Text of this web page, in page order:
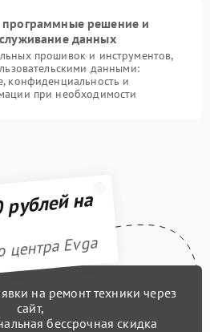
решение и
данных
прошивок и инструментов,
данными:
конфиденциальность и
при необходимости
на
центра Evga
на ремонт техники через
сайт,
бессрочная скидка